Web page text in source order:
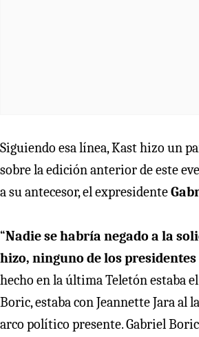
Siguiendo esa línea, Kast hizo un
sobre la edición anterior de este
a su antecesor, el expresidente
“Nadie se habría negado a la
hizo, ninguno de los
hecho en la última Teletón estaba
Boric, estaba con Jeannette Jara al
arco político presente. Gabriel